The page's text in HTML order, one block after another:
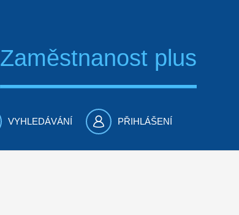
Zaměstnanost plus
VYHLEDÁVÁNÍ PŘIHLÁŠENÍ